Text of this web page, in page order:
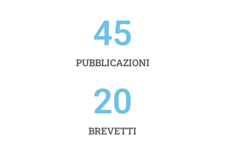
PUBBLICAZIONI
45
BREVETTI
20